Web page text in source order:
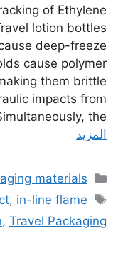
of Ethylene
lotion bottles
deep-freeze
cause polymer
them brittle
impacts from
the …
المزيد
التصنيفات
materials
الوسوم
, in-line flame
, Travel Packaging